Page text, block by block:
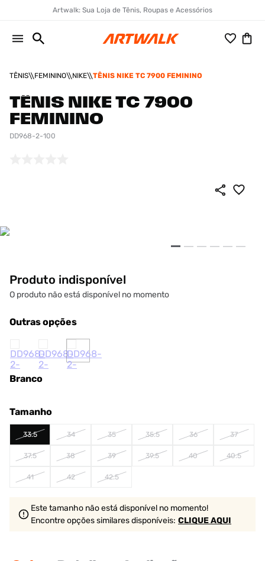
Artwalk: Sua Loja de Tênis, Roupas e Acessórios
TÊNIS FEMININO NIKE TÊNIS NIKE TC 7900 FEMININO
TÊNIS NIKE TC 7900
FEMININO
DD968-2-100
Produto indisponível
O produto não está disponível no momento
Outras opções
Branco
Tamanho
33.5 34 35 35.5 36 37
37.5 38 39 39.5 40 40.5
41 42 42.5
Este tamanho não está disponível no momento!
Encontre opções similaresdisponíveis: CLIQUE AQUI